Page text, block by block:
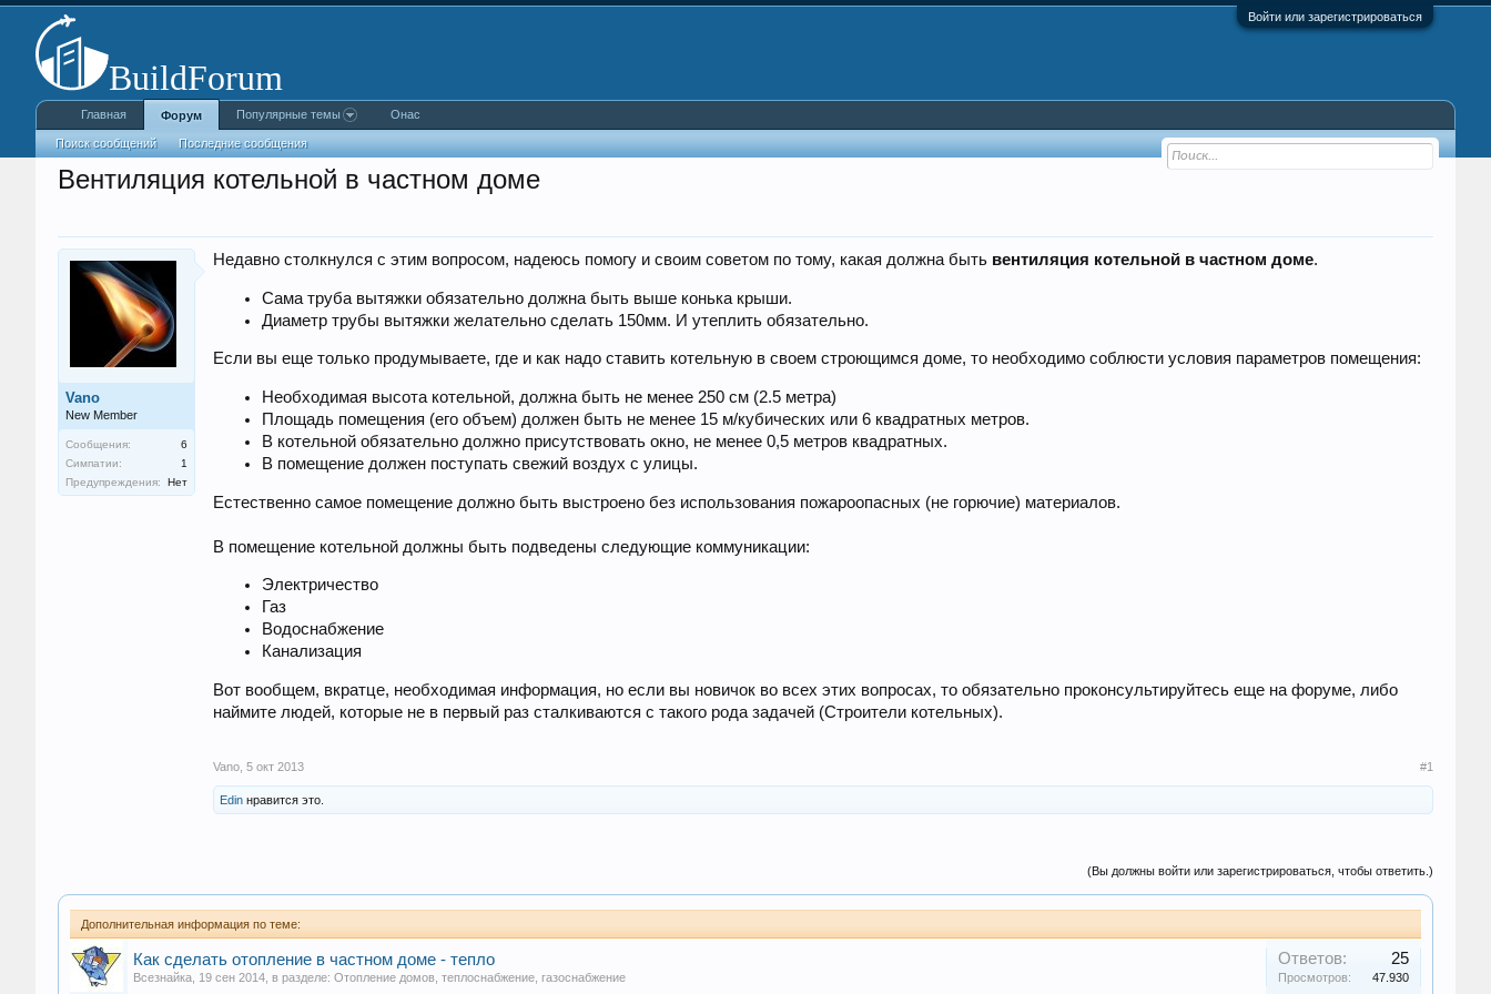
Войти или зарегистрироваться
Вентиляция котельной в частном доме
Vano
New Member
Сообщения:
6
Симпатии:
1
Предупреждения:
Нет
Недавно столкнулся с этим вопросом, надеюсь помогу и своим советом по тому, какая должна быть вентиляция котельной в частном доме.
Сама труба вытяжки обязательно должна быть выше конька крыши.
Диаметр трубы вытяжки желательно сделать 150мм. И утеплить обязательно.
Если вы еще только продумываете, где и как надо ставить котельную в своем строющимся доме, то необходимо соблюсти условия параметров помещения:
Необходимая высота котельной, должна быть не менее 250 см (2.5 метра)
Площадь помещения (его объем) должен быть не менее 15 м/кубических или 6 квадратных метров.
В котельной обязательно должно присутствовать окно, не менее 0,5 метров квадратных.
В помещение должен поступать свежий воздух с улицы.
Естественно самое помещение должно быть выстроено без использования пожароопасных (не горючие) материалов.
В помещение котельной должны быть подведены следующие коммуникации:
Электричество
Газ
Водоснабжение
Канализация
Вот вообщем, вкратце, необходимая информация, но если вы новичок во всех этих вопросах, то обязательно проконсультируйтесь еще на форуме, либо
наймите людей, которые не в первый раз сталкиваются с такого рода задачей (Строители котельных).
Vano, 5 окт 2013 #1
Edinнравится это.
(Вы должны войти или зарегистрироваться, чтобы ответить.)
Дополнительная информация по теме:
Как сделать отопление в частном доме - тепло
Всезнайка, 19 сен 2014, в разделе: Отопление домов, теплоснабжение, газоснабжение
Ответов: 25
Просмотров: 47.930
Главная Форум
Поиск сообщений Последние сообщения
Популярные темы Онас